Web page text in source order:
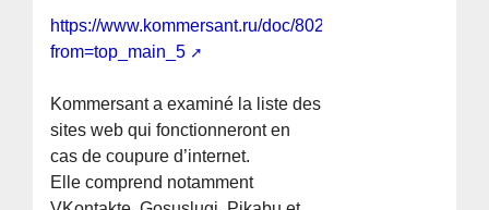
https://www.kommersant.ru/doc/8024592?
from=top_main_5
Kommersant a examiné la liste des
sites web qui fonctionneront en
cas de coupure d’internet.
Elle comprend notamment